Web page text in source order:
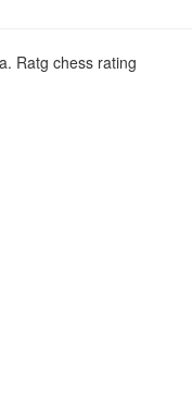
Ratg chess rating